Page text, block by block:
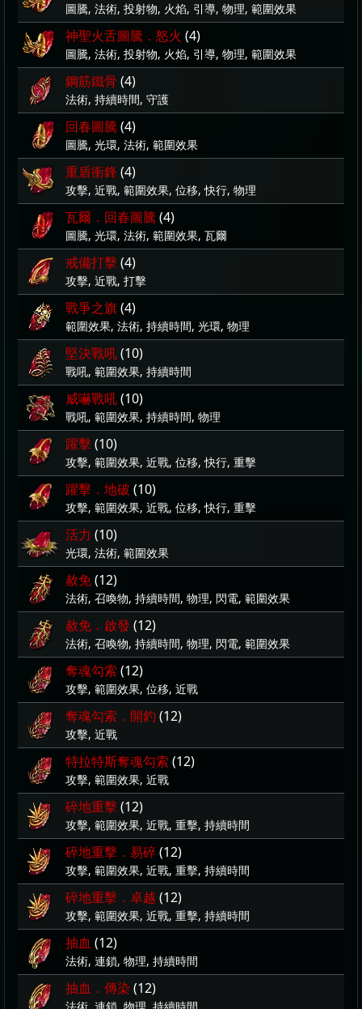
圖騰, 法術, 投射物, 火焰, 引導, 物理, 範圍效果
神聖火舌圖騰．怒火 (4)
圖騰, 法術, 投射物, 火焰, 引導, 物理, 範圍效果
鋼筋鐵骨 (4)
法術, 持續時間, 守護
回春圖騰 (4)
圖騰, 光環, 法術, 範圍效果
重盾衝鋒 (4)
攻擊, 近戰, 範圍效果, 位移, 快行, 物理
瓦爾．回春圖騰 (4)
圖騰, 光環, 法術, 範圍效果, 瓦爾
戒備打擊(4)
攻擊, 近戰, 打擊
戰爭之旗(4)
範圍效果, 法術, 持續時間, 光環, 物理
堅決戰吼(10)
戰吼, 範圍效果, 持續時間
威嚇戰吼(10)
戰吼, 範圍效果, 持續時間, 物理
躍擊(10)
攻擊, 範圍效果, 近戰, 位移, 快行, 重擊
躍擊．地破 (10)
攻擊, 範圍效果, 近戰, 位移, 快行, 重擊
活力 (10)
光環, 法術, 範圍效果
赦免(12)
法術, 召喚物, 持續時間, 物理, 閃電, 範圍效果
赦免．啟發 (12)
法術, 召喚物, 持續時間, 物理, 閃電, 範圍效果
奪魂勾索 (12)
攻擊, 範圍效果, 位移, 近戰
奪魂勾索．開釣 (12)
攻擊, 近戰
特拉特斯奪魂勾索 (12)
攻擊, 範圍效果, 近戰
碎地重擊(12)
攻擊, 範圍效果, 近戰, 重擊, 持續時間
碎地重擊．易碎(12)
攻擊, 範圍效果, 近戰, 重擊, 持續時間
碎地重擊．卓越 (12)
攻擊, 範圍效果, 近戰, 重擊, 持續時間
抽血 (12)
法術, 連鎖, 物理, 持續時間
抽血．傳染 (12)